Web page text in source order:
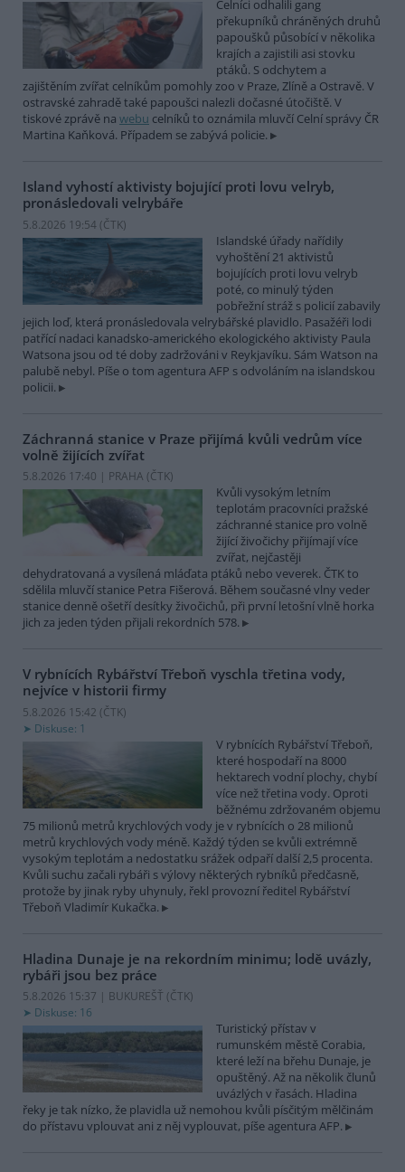
Celníci odhalili gang
překupníků chráněných druhů
papoušků působící v několika
krajích a zajistili asi stovku
ptáků. S odchytem a
zajištěním zvířat celníkům pomohly zoo v Praze, Zlíně a Ostravě. V
ostravské zahradě také papoušci nalezli dočasné útočiště. V
tiskové zprávě na webu celníků to oznámila mluvčí Celní správy ČR
Martina Kaňková. Případem se zabývá policie.
Island vyhostí aktivisty bojující proti lovu velryb,
pronásledovali velrybáře
5.8.2026 19:54 (ČTK)
Islandské úřady nařídily
vyhoštění 21 aktivistů
bojujících proti lovu velryb
poté, co minulý týden
pobřežní stráž s policií zabavily
jejich loď, která pronásledovala velrybářské plavidlo. Pasažéři lodi
patřící nadaci kanadsko-amerického ekologického aktivisty Paula
Watsona jsou od té doby zadržováni v Reykjavíku. Sám Watson na
palubě nebyl. Píše o tom agentura AFP s odvoláním na islandskou
policii.
Záchranná stanice v Praze přijímá kvůli vedrům více
volně žijících zvířat
5.8.2026 17:40 | PRAHA (ČTK)
Kvůli vysokým letním
teplotám pracovníci pražské
záchranné stanice pro volně
žijící živočichy přijímají více
zvířat, nejčastěji
dehydratovaná a vysílená mláďata ptáků nebo veverek. ČTK to
sdělila mluvčí stanice Petra Fišerová. Během současné vlny veder
stanice denně ošetří desítky živočichů, při první letošní vlně horka
jich za jeden týden přijali rekordních 578.
V rybnících Rybářství Třeboň vyschla třetina vody,
nejvíce v historii firmy
5.8.2026 15:42 (ČTK)
Diskuse: 1
V rybnících Rybářství Třeboň,
které hospodaří na 8000
hektarech vodní plochy, chybí
více než třetina vody. Oproti
běžnému zdržovaném objemu
75 milionů metrů krychlových vody je v rybnících o 28 milionů
metrů krychlových vody méně. Každý týden se kvůli extrémně
vysokým teplotám a nedostatku srážek odpaří další 2,5 procenta.
Kvůli suchu začali rybáři s výlovy některých rybníků předčasně,
protože by jinak ryby uhynuly, řekl provozní ředitel Rybářství
Třeboň Vladimír Kukačka.
Hladina Dunaje je na rekordním minimu; lodě uvázly,
rybáři jsou bez práce
5.8.2026 15:37 | BUKUREŠŤ (ČTK)
Diskuse: 16
Turistický přístav v
rumunském městě Corabia,
které leží na břehu Dunaje, je
opuštěný. Až na několik člunů
uvázlých v řasách. Hladina
řeky je tak nízko, že plavidla už nemohou kvůli písčitým mělčinám
do přístavu vplouvat ani z něj vyplouvat, píše agentura AFP.